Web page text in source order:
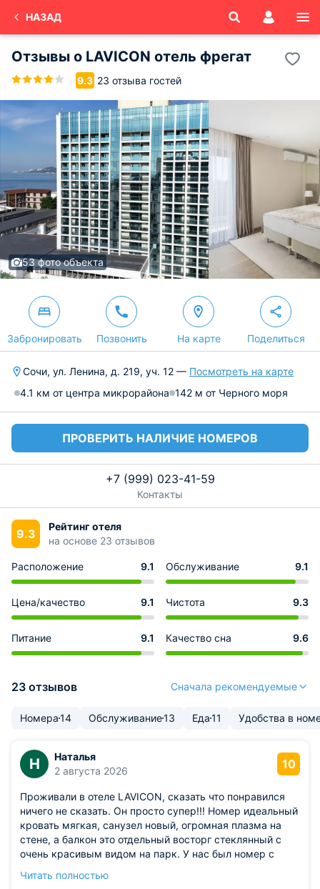
НАЗАД
Отзывы о LAVICON отель фрегат
9.3 23 отзыва гостей
53 фото объекта
Забронировать Позвонить На карте Поделиться
Сочи, ул. Ленина, д. 219, уч. 12 — Посмотреть на карте
4.1 км от центра микрорайона 142 м от Черного моря
ПРОВЕРИТЬ НАЛИЧИЕ НОМЕРОВ
+7 (999) 023-41-59
Контакты
9.3
Рейтинг отеля
на основе 23 отзывов
Расположение 9.1 Обслуживание 9.1
Цена/качество 9.1 Чистота 9.3
Питание 9.1 Качество сна 9.6
23 отзывов Сначала рекомендуемые
Номера14 Обслуживание13 Еда11 Удобства в
Н
Наталья
2 августа 2026
10
Проживали в отеле LAVICON, сказать что понравился
ничего не сказать. Он просто супер!!! Номер идеальный
кровать мягкая, санузел новый, огромная плазма на
стене, а балкон это отдельный восторг стеклянный с
очень красивым видом на парк. У нас был номер с
номера каждый день. Расположение гостиницы
Читать полностью